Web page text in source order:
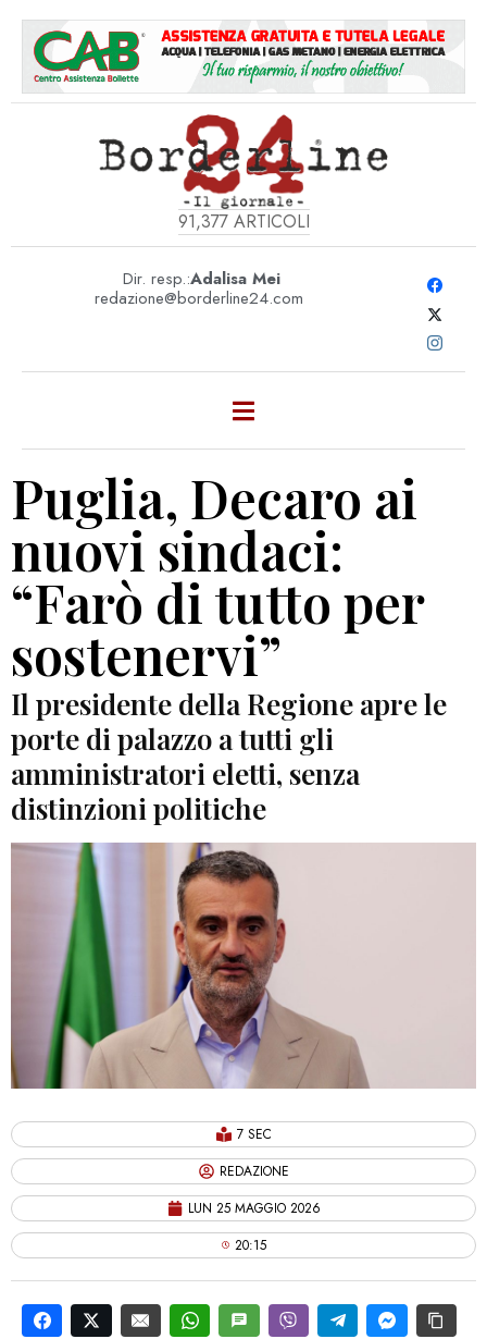
91,377ARTICOLI
Dir. resp.:Adalisa Mei
redazione@borderline24.com
Puglia, Decaro ai
nuovi sindaci:
“Farò di tutto per
sostenervi”
Il presidente della Regione apre le
porte di palazzo a tutti gli
amministratori eletti, senza
distinzioni politiche
7 SEC
REDAZIONE
LUN 25 MAGGIO 2026
20:15